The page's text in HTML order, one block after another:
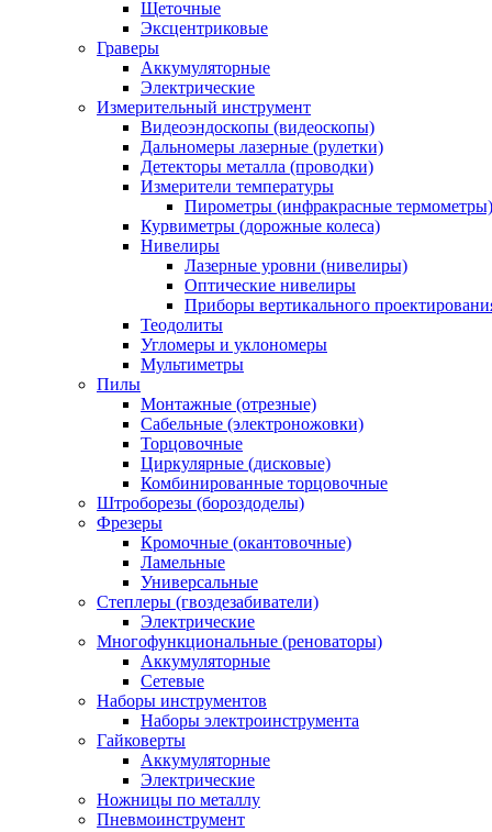
Щеточные
Эксцентриковые
Граверы
Аккумуляторные
Электрические
Измерительный инструмент
Видеоэндоскопы (видеоскопы)
Дальномеры лазерные (рулетки)
Детекторы металла (проводки)
Измерители температуры
Пирометры (инфракрасные термометры)
Курвиметры (дорожные колеса)
Нивелиры
Лазерные уровни (нивелиры)
Оптические нивелиры
Приборы вертикального
Теодолиты
Угломеры и уклономеры
Мультиметры
Пилы
Монтажные (отрезные)
Сабельные (электроножовки)
Торцовочные
Циркулярные (дисковые)
Комбинированные торцовочные
Штроборезы (бороздоделы)
Фрезеры
Кромочные (окантовочные)
Ламельные
Универсальные
Степлеры (гвоздезабиватели)
Электрические
Многофункциональные (реноваторы)
Аккумуляторные
Сетевые
Наборы инструментов
Наборы электроинструмента
Гайковерты
Аккумуляторные
Электрические
Ножницы по металлу
Пневмоинструмент